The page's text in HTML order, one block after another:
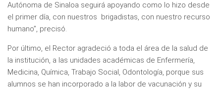
Autónoma de Sinaloa seguirá apoyando como lo hizo desde
el primer día, con nuestros brigadistas, con nuestro recurso
humano”, precisó.
Por último, el Rector agradeció a toda el área de la salud de
la institución, a las unidades académicas de Enfermería,
Medicina, Química, Trabajo Social, Odontología, porque sus
alumnos se han incorporado a la labor de vacunación y su